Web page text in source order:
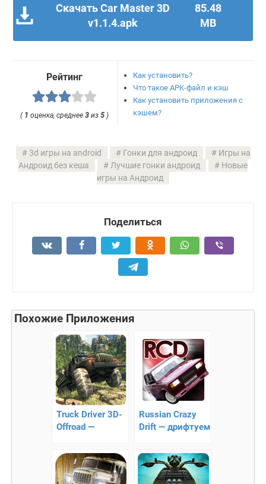
Скачать Car Master 3D
v1.1.4.apk
85.48
MB
Рейтинг
( 1 оценка, среднее3 из5 )
Как установить?
Что такое APK-файл и кэш
Как установить приложения с
кэшем?
3d игры на android Гонки для андроид
Игры на
Андроид без кеша
Лучшие гонки андроид
Новые
игры на Андроид
Поделиться
Похожие Приложения
Truck Driver 3D-
Offroad —
внедорожного
вождения
Russian Crazy
Drift — дрифтуем
автомобилях